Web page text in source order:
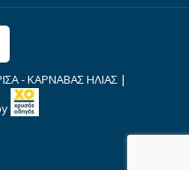
- ΚΑΡΝΑΒΑΣ ΗΛΙΑΣ |